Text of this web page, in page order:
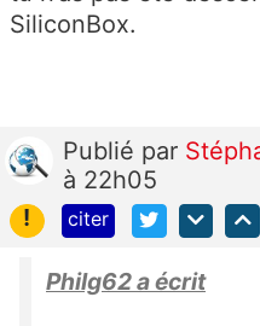
SiliconBox.
Publié par
à 22h05
!
citer
Philg62 a écrit